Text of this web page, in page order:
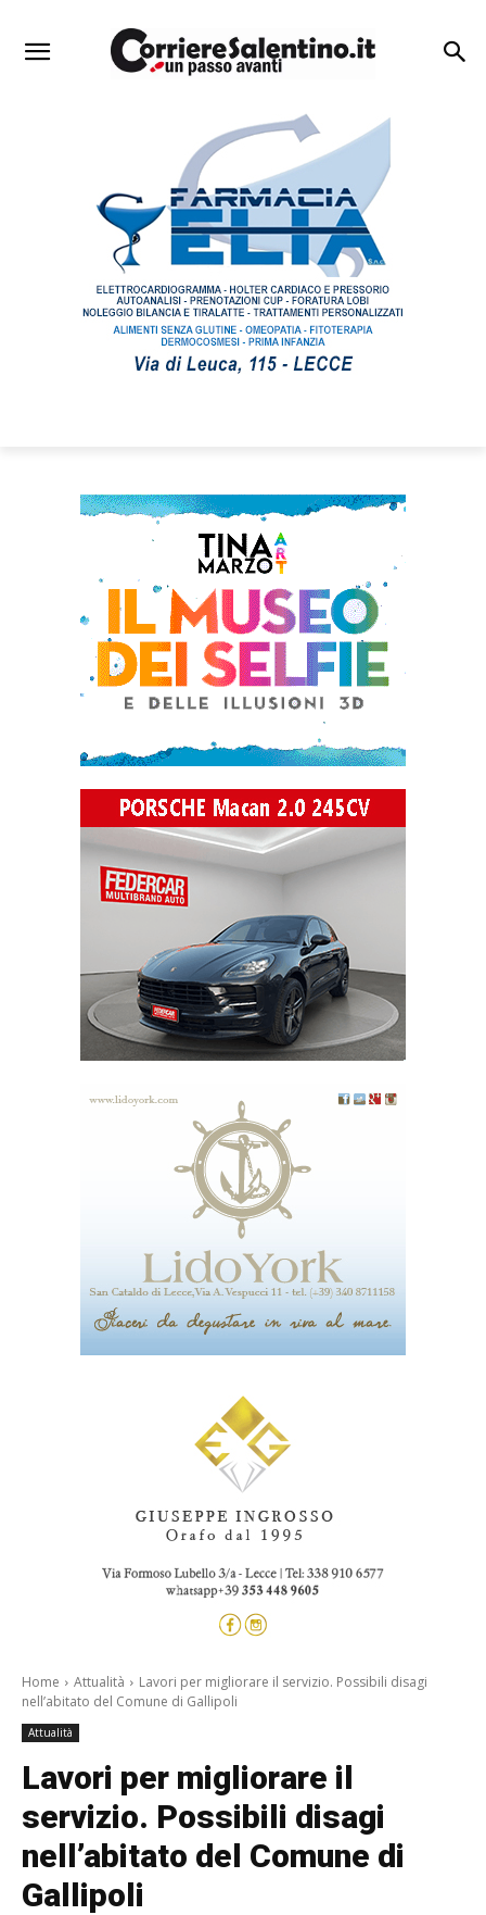
Home Attualità
Lavori per migliorare il servizio. Possibili disagi
nell’abitato del Comune di Gallipoli
Attualità
Lavori per migliorare il
servizio. Possibili disagi
nell’abitato del Comune di
Gallipoli